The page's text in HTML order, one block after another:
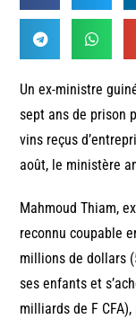
Un ex-ministre
sept ans de prison
vins reçus
août, le ministère
Mahmoud Thiam,
reconnu coupable
millions de dollars
ses enfants et
milliards de F